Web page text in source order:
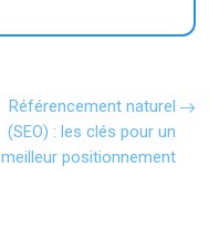
Référencement naturel
(SEO) : les clés pour un
meilleur positionnement